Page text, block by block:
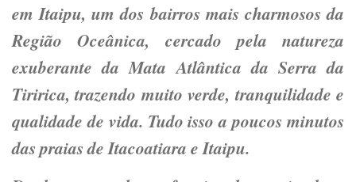
em Itaipu, um dos bairros mais charmosos da
Região Oceânica, cercado pela natureza
exuberante daMata Atlântica da Serra da
Tiririca, trazendo muito verde, tranquilidade e
qualidade de vida. Tudo isso a poucos minutos
das praias deItacoatiara e Itaipu.